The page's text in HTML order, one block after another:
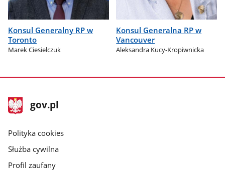
Konsul Generalny RP w
Toronto
Marek Ciesielczuk
Konsul Generalna RP w
Vancouver
Aleksandra Kucy-Kropiwnicka
stopka
gov.pl
Strona
gov.pl
gov.pl
Polityka cookies
Służba cywilna
Profil zaufany